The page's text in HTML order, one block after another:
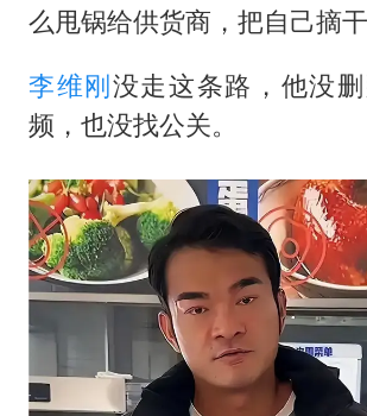
么甩锅给供货商，把自己摘干
李维刚没走这条路，他没
频，也没找公关。